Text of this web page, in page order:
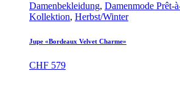
Damenbekleidung, Damenmode Prêt-
Kollektion, Herbst/Winter
Jupe «Bordeaux Velvet Charme»
CHF 579